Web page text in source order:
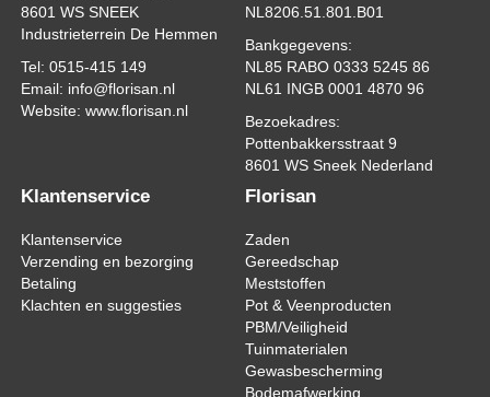
8601 WS SNEEK
Industrieterrein De Hemmen
Tel: 0515-415 149
Email: info@florisan.nl
Website: www.florisan.nl
NL8206.51.801.B01
Bankgegevens:
NL85 RABO 0333 5245 86
NL61 INGB 0001 4870 96
Bezoekadres:
Pottenbakkersstraat 9
8601 WS Sneek Nederland
Klantenservice
Klantenservice
Verzending en bezorging
Betaling
Klachten en suggesties
Florisan
Zaden
Gereedschap
Meststoffen
Pot & Veenproducten
PBM/Veiligheid
Tuinmaterialen
Gewasbescherming
Bodemafwerking